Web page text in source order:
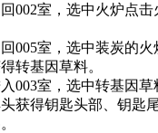
002室，选中火炉点
005室，选中装炭的
转基因草料。
003室，选中转基因
获得钥匙头部、钥匙